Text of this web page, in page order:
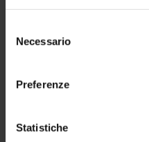
delNecessario
Preferenze
Statistiche